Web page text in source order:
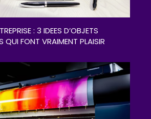
: 3 IDEES D’OBJETS
QUI FONT VRAIMENT PLAISIR